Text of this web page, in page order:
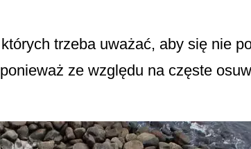
trzeba uważać, aby się nie
ze względu na częste